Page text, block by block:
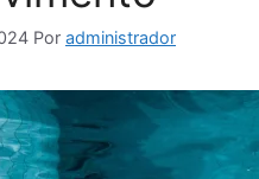
Por administrador